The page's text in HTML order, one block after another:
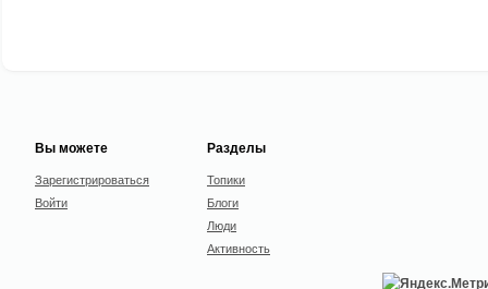
Вы можете
Зарегистрироваться
Войти
Разделы
Топики
Блоги
Люди
Активность